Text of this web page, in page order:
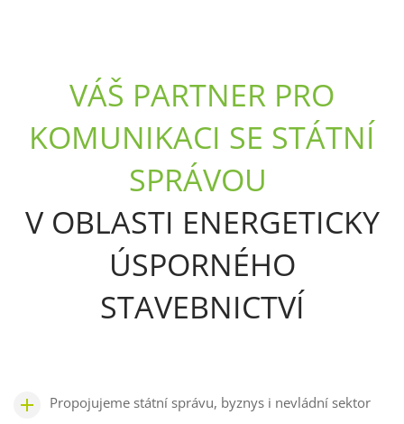
VÁŠ PARTNER PRO
KOMUNIKACI SE STÁTNÍ
SPRÁVOU
V OBLASTI ENERGETICKY
ÚSPORNÉHO
STAVEBNICTVÍ
Propojujeme státní správu, byznys i nevládní sektor